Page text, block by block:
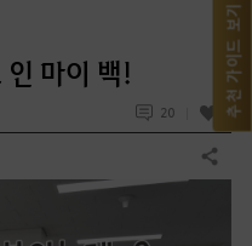
마이 백!
20 1
공유하기
추천 가이드 보기